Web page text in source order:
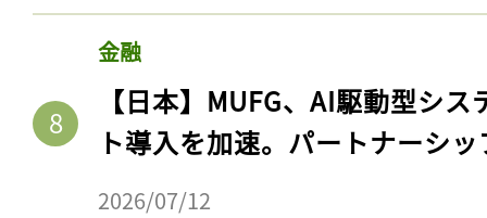
金融
【日本】MUFG、AI駆動型シ
ト導入を加速。パートナーシ
2026/07/12